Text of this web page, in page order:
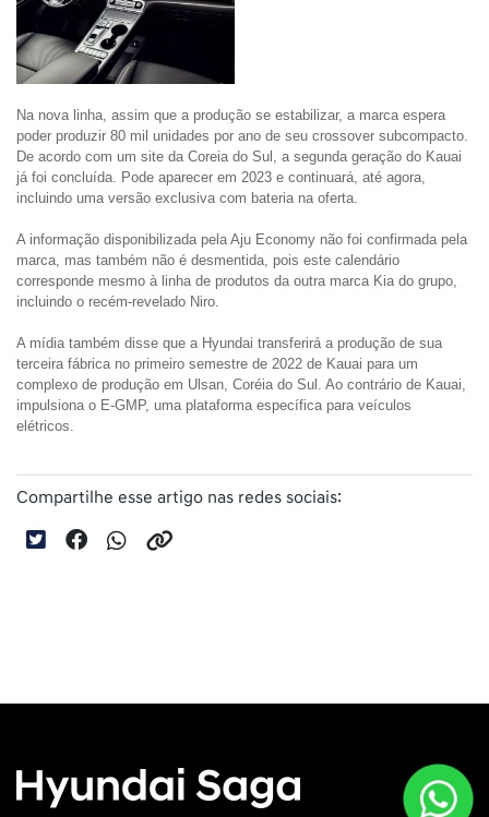
Na nova linha, assim que a produção se estabilizar, a marca espera
poder produzir 80 mil unidades por ano de seu crossover subcompacto.
De acordo com um site da Coreia do Sul, a segunda geração do Kauai
já foi concluída. Pode aparecer em 2023 e continuará, até agora,
incluindo uma versão exclusiva com bateria na oferta.
A informação disponibilizada pela Aju Economy não foi confirmada pela
marca, mas também não é desmentida, pois este calendário
corresponde mesmo à linha de produtos da outra marca Kia do grupo,
incluindo o recém-revelado Niro.
A mídia também disse que a Hyundai transferirá a produção de sua
terceira fábrica no primeiro semestre de 2022 de Kauai para um
complexo de produção em Ulsan, Coréia do Sul. Ao contrário de Kauai,
impulsiona o E-GMP, uma plataforma específica para veículos
elétricos.
Compartilhe esse artigo nas redes sociais: